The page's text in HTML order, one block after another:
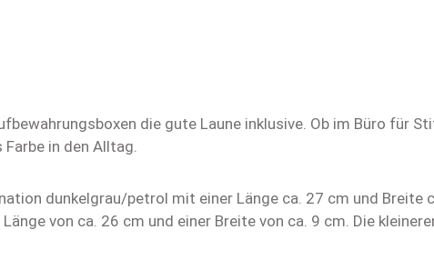
die gute Laune inklusive. Ob im Büro für
in den Alltag.
dunkelgrau/petrol mit einer Länge ca. 27 cm und Breite
von ca. 26 cm und einer Breite von ca. 9 cm. Die